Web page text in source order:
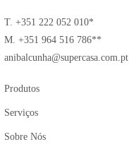
T. +351 222 052 010*
M. +351 964 516 786**
anibalcunha@supercasa.com.pt
Produtos
Serviços
Sobre Nós